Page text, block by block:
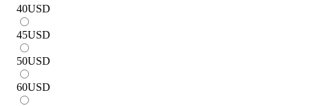
40USD
45USD
50USD
60USD